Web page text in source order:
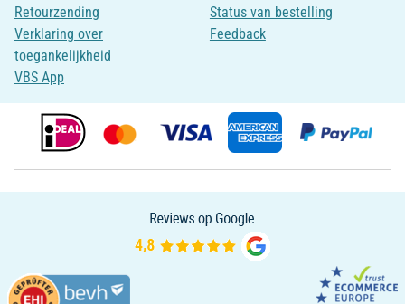
Retourzending
Verklaring over
toegankelijkheid
VBS App
Status van bestelling
Feedback